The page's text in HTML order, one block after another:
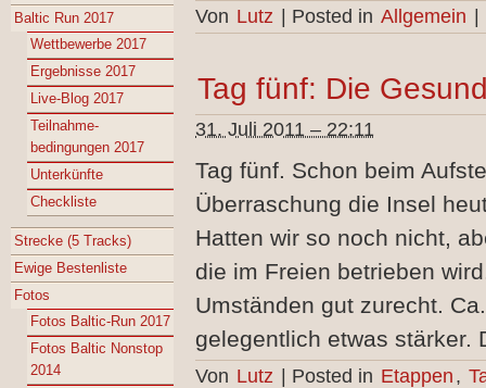
Baltic Run 2017
Wettbewerbe 2017
Ergebnisse 2017
Live-Blog 2017
Teilnahme-
bedingungen 2017
Unterkünfte
Checkliste
Strecke (5 Tracks)
Ewige Bestenliste
Fotos
Fotos Baltic-Run 2017
Fotos Baltic Nonstop
2014
Von Lutz Posted in Allgemein
Tag fünf: Die
31. Juli 2011 – 22:11
Tag fünf. Schon beim
Überraschung die Insel
Hatten wir so noch nicht,
die im Freien betrieben
Umständen gut zurecht.
gelegentlich etwas
Von Lutz Posted in Etappen ,